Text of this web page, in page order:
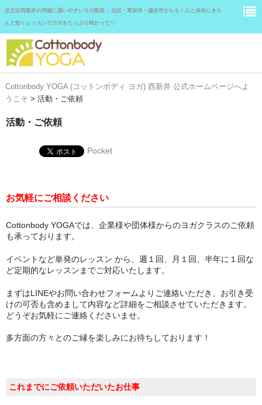
足立区西新井の究極に通いやすいヨガ教室 ♪ 北区・草加市・越谷市からも！心と身体にきち
んと効くレッスンでヨガをたっぷり味わって♡
ホーム
生徒さまの声
よくある質問
お問い合わせ
お知らせ
Cottonbody YOGA (コットンボディ ヨガ) 西新井 公式ホームページへよ
うこそ >活動・ご依頼
活動・ご依頼
Pocket
お気軽にご相談ください
Cottonbody YOGAでは、企業様や団体様からのヨガクラスのご依頼
も承っております。
イベントなど単発のレッスン から、週１回、月１回、半年に１回な
ど定期的なレッスンまでご対応いたします。
まずはLINEやお問い合わせフォームよりご連絡いただき、お引き受
けの可否も含めまして内容など詳細をご相談させていただきます。
どうぞお気軽にご連絡くださいませ。
多方面の方々とのご縁を楽しみにお待ちしております！
これまでにご依頼いただいたお仕事